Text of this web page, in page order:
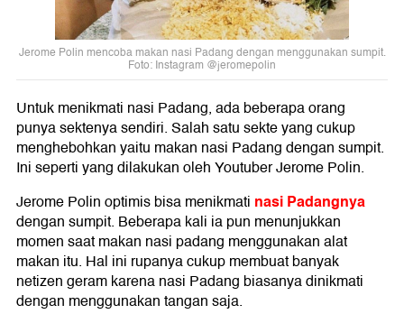
Jerome Polin mencoba makan nasi Padang dengan menggunakan sumpit.
Foto: Instagram @jeromepolin
Untuk menikmati nasi Padang, ada beberapa orang
punya sektenya sendiri. Salah satu sekte yang cukup
menghebohkan yaitu makan nasi Padang dengan sumpit.
Ini seperti yang dilakukan oleh Youtuber Jerome Polin.
Jerome Polin optimis bisa menikmati nasi Padangnya
dengan sumpit. Beberapa kali ia pun menunjukkan
momen saat makan nasi padang menggunakan alat
makan itu. Hal ini rupanya cukup membuat banyak
netizen geram karena nasi Padang biasanya dinikmati
dengan menggunakan tangan saja.